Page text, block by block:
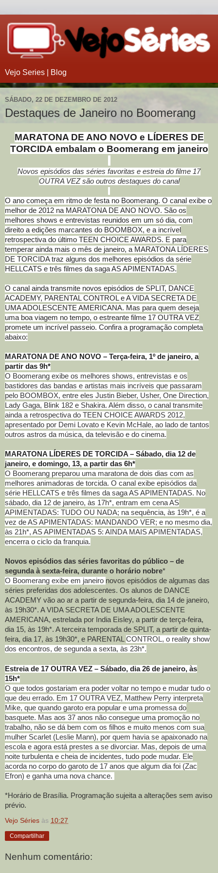
Vejo Series | Blog
SÁBADO, 22 DE DEZEMBRO DE 2012
Destaques de Janeiro no Boomerang
MARATONA DE ANO NOVO e LÍDERES DE
TORCIDA embalam o Boomerang em janeiro
Novos episódios das séries favoritas e estreia do filme 17
OUTRA VEZ são outros destaques do canal
O ano começa em ritmo de festa no Boomerang. O canal exibe o
melhor de 2012 na MARATONA DE ANO NOVO. São os
melhores shows e entrevistas reunidos em um só dia, com
direito a edições marcantes do BOOMBOX, e a incrível
retrospectiva do último TEEN CHOICE AWARDS. E para
temperar ainda mais o mês de janeiro, a MARATONA LÍDERES
DE TORCIDA traz alguns dos melhores episódios da série
HELLCATS e três filmes da saga AS APIMENTADAS.
O canal ainda transmite novos episódios de SPLIT, DANCE
ACADEMY, PARENTAL CONTROL e A VIDA SECRETA DE
UMA ADOLESCENTE AMERICANA. Mas para quem deseja
uma boa viagem no tempo, o estreante filme 17 OUTRA VEZ
promete um incrível passeio. Confira a programação completa
abaixo:
MARATONA DE ANO NOVO – Terça-feira, 1º de janeiro, a
partir das 9h*
O Boomerang exibe os melhores shows, entrevistas e os
bastidores das bandas e artistas mais incríveis que passaram
pelo BOOMBOX, entre eles Justin Bieber, Usher, One Direction,
Lady Gaga, Blink 182 e Shakira. Além disso, o canal transmite
ainda a retrospectiva do TEEN CHOICE AWARDS 2012,
apresentado por Demi Lovato e Kevin McHale, ao lado de tantos
outros astros da música, da televisão e do cinema.
MARATONA LÍDERES DE TORCIDA – Sábado, dia 12 de
janeiro, e domingo, 13, a partir das 6h*
O Boomerang preparou uma maratona de dois dias com as
melhores animadoras de torcida. O canal exibe episódios da
série HELLCATS e três filmes da saga AS APIMENTADAS. No
sábado, dia 12 de janeiro, às 17h*, entram em cena AS
APIMENTADAS: TUDO OU NADA; na sequência, às 19h*, é a
vez de AS APIMENTADAS: MANDANDO VER; e no mesmo dia,
às 21h*, AS APIMENTADAS 5: AINDA MAIS APIMENTADAS,
encerra o ciclo da franquia.
Novos episódios das séries favoritas do público – de
segunda à sexta-feira, durante o horário nobre*
O Boomerang exibe em janeiro novos episódios de algumas das
séries preferidas dos adolescentes. Os alunos de DANCE
ACADEMY vão ao ar a partir de segunda-feira, dia 14 de janeiro,
às 19h30*. A VIDA SECRETA DE UMA ADOLESCENTE
AMERICANA, estrelada por India Eisley, a partir de terça-feira,
dia 15, às 19h*. A terceira temporada de SPLIT, a partir de quinta-
feira, dia 17, às 19h30*, e PARENTAL CONTROL, o reality show
dos encontros, de segunda a sexta, às 23h*.
Estreia de 17 OUTRA VEZ – Sábado, dia 26 de janeiro, às
15h*
O que todos gostariam era poder voltar no tempo e mudar tudo o
que deu errado. Em 17 OUTRA VEZ, Matthew Perry interpreta
Mike, que quando garoto era popular e uma promessa do
basquete. Mas aos 37 anos não consegue uma promoção no
trabalho, não se dá bem com os filhos e muito menos com sua
mulher Scarlet (Leslie Mann), por quem havia se apaixonado na
escola e agora está prestes a se divorciar. Mas, depois de uma
noite turbulenta e cheia de incidentes, tudo pode mudar. Ele
acorda no corpo do garoto de 17 anos que algum dia foi (Zac
Efron) e ganha uma nova chance.
*Horário de Brasília. Programação sujeita a alterações sem aviso
prévio.
Vejo Séries às 10:27
Compartilhar
Nenhum comentário: